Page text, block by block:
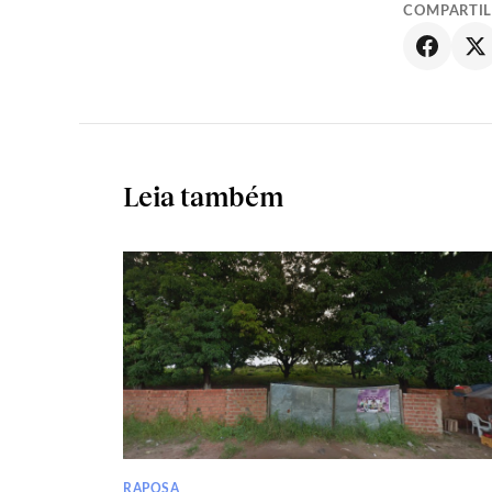
Leia também
RAPOSA